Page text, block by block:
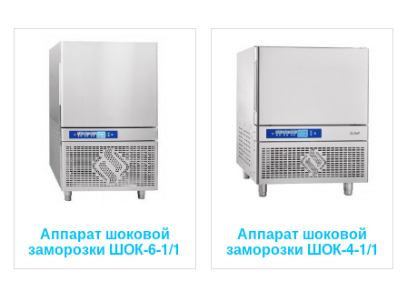
Аппарат шоковой
заморозки ШОК-6-1/1
Аппарат шоковой
заморозки ШОК-4-1/1